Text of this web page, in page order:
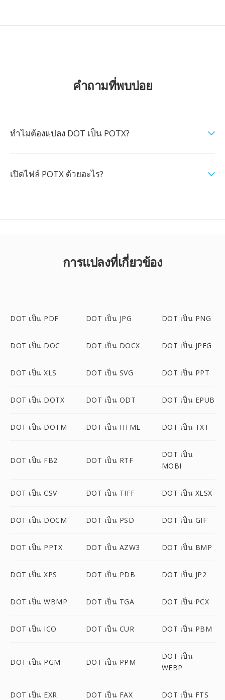
คำถามที่พบบ่อย
ทำไมต้องแปลง DOT เป็น POTX?
เปิดไฟล์ POTX ด้วยอะไร?
การแปลงที่เกี่ยวข้อง
DOT เป็น PDF DOT เป็น JPG DOT เป็น PNG
DOT เป็น DOC DOT เป็น DOCX DOT เป็น JPEG
DOT เป็น XLS DOT เป็น SVG DOT เป็น PPT
DOT เป็น DOTX DOT เป็น ODT DOT เป็น EPUB
DOT เป็น DOTM DOT เป็น HTML DOT เป็น TXT
DOT เป็น FB2 DOT เป็น RTF
DOT เป็น
MOBI
DOT เป็น CSV DOT เป็น TIFF DOT เป็น XLSX
DOT เป็น DOCM DOT เป็น PSD DOT เป็น GIF
DOT เป็น PPTX DOT เป็น AZW3 DOT เป็น BMP
DOT เป็น XPS DOT เป็น PDB DOT เป็น JP2
DOT เป็น WBMP DOT เป็น TGA DOT เป็น PCX
DOT เป็น ICO DOT เป็น CUR DOT เป็น PBM
DOT เป็น PGM DOT เป็น PPM
DOT เป็น
WEBP
DOT เป็น EXR DOT เป็น FAX DOT เป็น FTS